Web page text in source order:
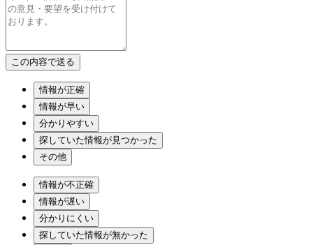
情報が正確
情報が早い
分かりやすい
探していた情報が見つかった
その他
情報が不正確
情報が遅い
分かりにくい
探していた情報が無かった